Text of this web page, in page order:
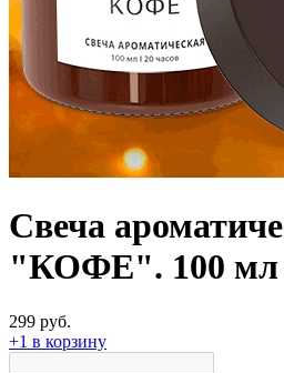
Свеча
"КОФЕ". 100
299 руб.
+1 в корзину